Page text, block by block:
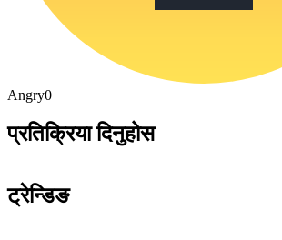
Angry0
प्रतिक्रिया दिनुहोस
ट्रेन्डिङ